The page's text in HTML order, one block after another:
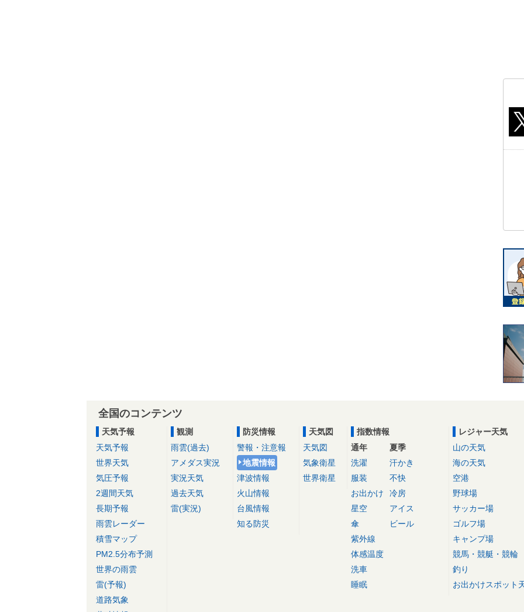
全国のコンテンツ
天気予報
天気予報
世界天気
気圧予報
2週間天気
長期予報
雨雲レーダー
積雪マップ
PM2.5分布予測
世界の雨雲
雷(予報)
道路気象
観測
雨雲(過去)
アメダス実況
実況天気
過去天気
雷(実況)
防災情報
警報・注意報
地震情報
津波情報
火山情報
台風情報
知る防災
天気図
天気図
気象衛星
世界衛星
指数情報
通年
洗濯
服装
お出かけ
星空
傘
紫外線
体感温度
洗車
睡眠
夏季
汗かき
不快
冷房
アイス
ビール
レジャー天気
山の天気
海の天気
空港
野球場
サッカー場
ゴルフ場
キャンプ場
競馬・競艇・競輪
釣り
お出かけスポット